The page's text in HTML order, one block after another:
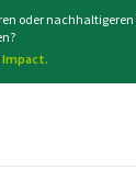
oder
Impact.